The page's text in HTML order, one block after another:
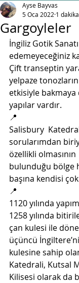
Gargoyleler
Ayse Bayvas
5 Oca 2022 1
İngiliz Gotik
edemeyeceğiniz
Çift transeptin
yelpaze
etkisiyle bakmaya
yapılar vardır.
📍
Salisbury
sorularımdan
özellikli olmasının
bulunduğu bölge
başına kendisi
📍
1120 yılında
1258 yılında
çan kulesi ile
üçüncü
kulesine sahip
Katedrali, Kutsal
Kilisesi olarak da